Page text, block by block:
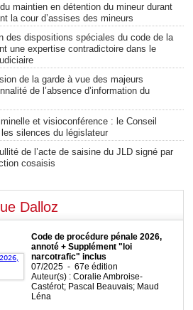
maintien en détention du mineur durant
la cour d’assises des mineurs
des dispositions spéciales du code de la
une expertise contradictoire dans le
de la garde à vue des majeurs
de l’absence d’information du
et visioconférence : le Conseil
silences du législateur
de l’acte de saisine du JLD signé par
cosaisis
Dalloz
Code de procédure pénale 2026,
annoté + Supplément "loi
narcotrafic" inclus
07/2025 - 67e édition
Auteur(s) : Coralie Ambroise-
Castérot; Pascal Beauvais; Maud
Léna